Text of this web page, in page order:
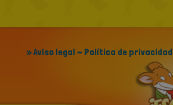
» Aviso legal - Política de privacidad